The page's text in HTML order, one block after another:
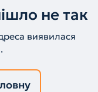
не так
виявилася